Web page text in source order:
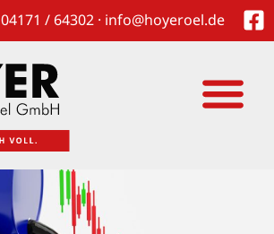
04171 / 64302 · info@hoyeroel.de